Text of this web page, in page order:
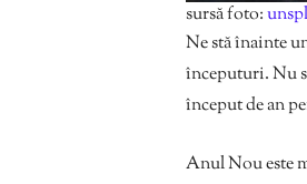
sursă foto:
Ne stă înainte
începuturi. Nu
început de an
Anul Nou este